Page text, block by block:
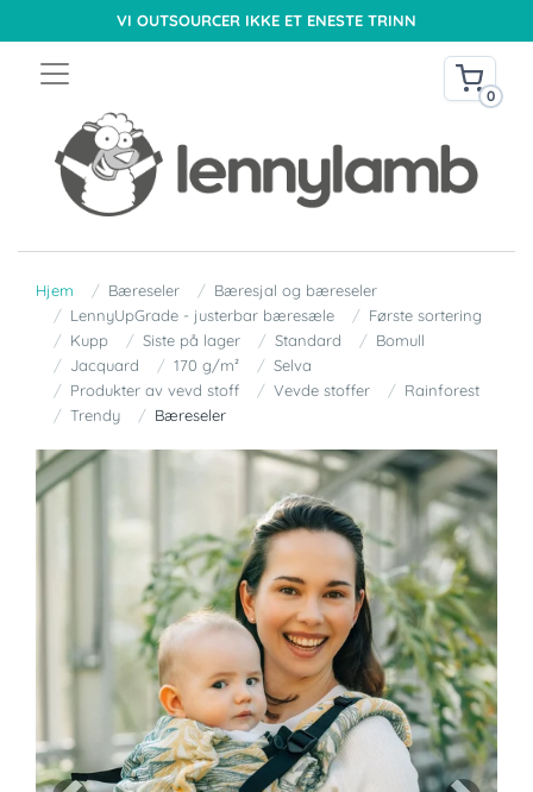
VI OUTSOURCER IKKE ET ENESTE TRINN
0
Hjem Bæreseler
Bæresjal og bæreseler
LennyUpGrade - justerbar bæresæle
Første sortering
Kupp
Siste på lager Standard
Bomull
Jacquard
170 g/m²
Selva
Produkter av vevd stoff
Vevde stoffer
Rainforest
Trendy
Bæreseler